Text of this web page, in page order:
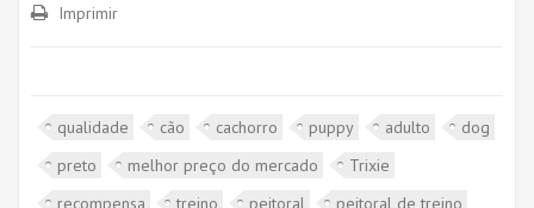
Imprimir
qualidade cão cachorro puppy adulto
dog
preto
melhor preço do mercado
Trixie
recompensa
treino peitoral
peitoral de treino